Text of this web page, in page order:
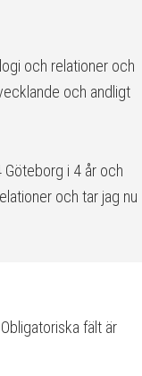
och relationer och
och andligt
Göteborg i 4 år och
och tar jag nu
Obligatoriska fält är